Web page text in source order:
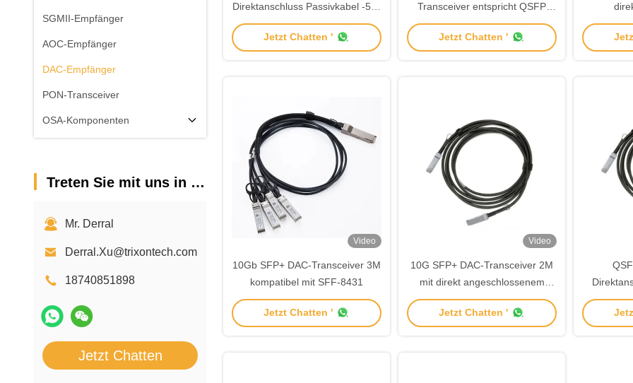
SGMII-Empfänger
AOC-Empfänger
DAC-Empfänger
PON-Transceiver
OSA-Komponenten
Treten Sie mit uns in Verbindung
Mr. Derral
Derral.Xu@trixontech.com
18740851898
Jetzt Chatten
Direktanschluss Passivkabel -5C-
70C mit einer einzigen 3,3V
Gleichstromversorgung
Jetzt Chatten '
Transceiver entspricht QSFP
MSA 40Gbs Datenrate QSFP-
Paketart
Jetzt Chatten '
eine
Video
10Gb SFP+ DAC-Transceiver 3M
kompatibel mit SFF-8431
Jetzt Chatten '
Video
10G SFP+ DAC-Transceiver 2M
mit direkt angeschlossenem
Passivkabel SFF-8431
Jetzt Chatten '